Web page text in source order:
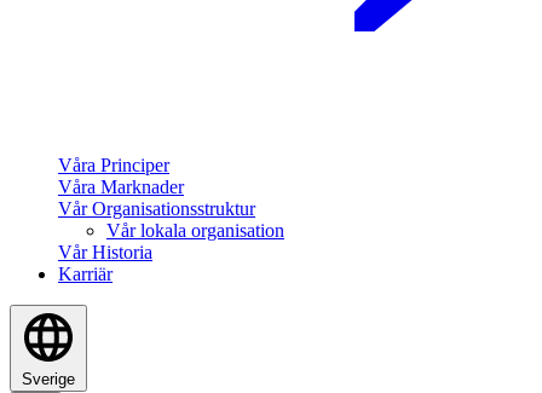
Våra Principer
Våra Marknader
Vår Organisationsstruktur
Vår lokala organisation
Vår Historia
Karriär
Sverige